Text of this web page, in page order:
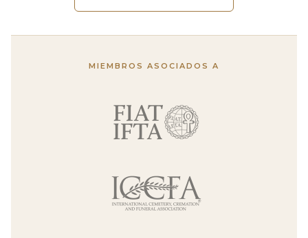
MIEMBROS ASOCIADOS A